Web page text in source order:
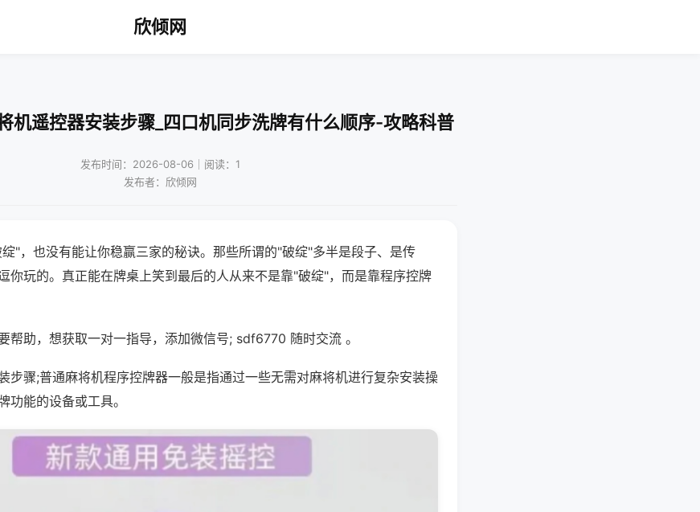
欣倾网
机遥控器安装步骤_四口机同步洗牌有什么顺序-攻略科普
发布时间：2026-08-06｜阅读：1
发布者：欣倾网
"，也没有能让你稳赢三家的秘诀。那些所谓的"破绽"多半是段子、是传
你玩的。真正能在牌桌上笑到最后的人从来不是靠"破绽"，而是靠程序控牌
帮助，想获取一对一指导，添加微信号; sdf6770 随时交流 。
步骤;普通麻将机程序控牌器一般是指通过一些无需对麻将机进行复杂安装操
功能的设备或工具。